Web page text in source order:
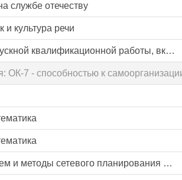
службе отечеству
и культура речи
Защита выпускной квалификационной работы, включая подготовку к процедуре защиты и процедуру защиты
ОК-7 - способностью к
Теория систем и методы сетевого планирования и управления